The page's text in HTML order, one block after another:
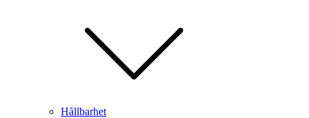
Hållbarhet